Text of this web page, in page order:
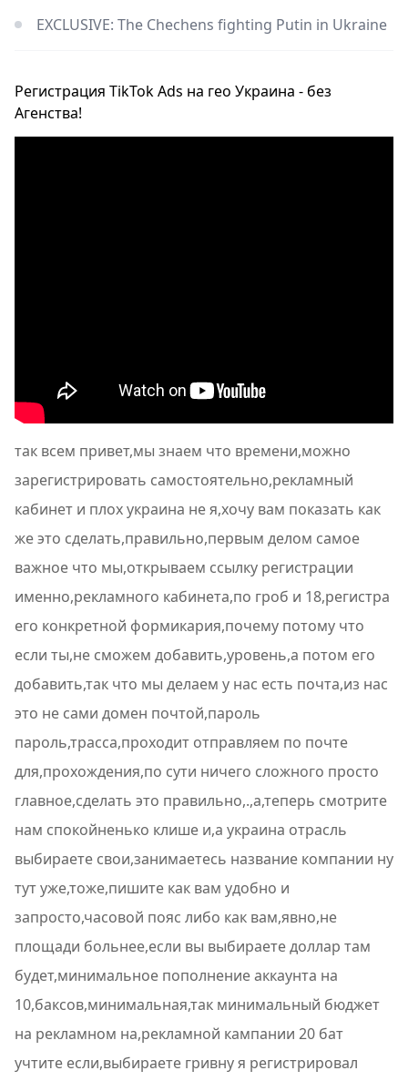
EXCLUSIVE: The Chechens fighting Putin in Ukraine
Регистрация TikTok Ads на гео Украина - без
Агенства!
так всем привет,мы знаем что времени,можно
зарегистрировать самостоятельно,рекламный
кабинет и плох украина не я,хочу вам показать как
же это сделать,правильно,первым делом самое
важное что мы,открываем ссылку регистрации
именно,рекламного кабинета,по гроб и 18,регистра
его конкретной формикария,почему потому что
если ты,не сможем добавить,уровень,а потом его
добавить,так что мы делаем у нас есть почта,из нас
это не сами домен почтой,пароль
пароль,трасса,проходит отправляем по почте
для,прохождения,по сути ничего сложного просто
главное,сделать это правильно,.,а,теперь смотрите
нам спокойненько клише и,а украина отрасль
выбираете свои,занимаетесь название компании ну
тут уже,тоже,пишите как вам удобно и
запросто,часовой пояс либо как вам,явно,не
площади больнее,если вы выбираете доллар там
будет,минимальное пополнение аккаунта на
10,баксов,минимальная,так минимальный бюджет
на рекламном на,рекламной кампании 20 бат
учтите если,выбираете гривну я регистрировал